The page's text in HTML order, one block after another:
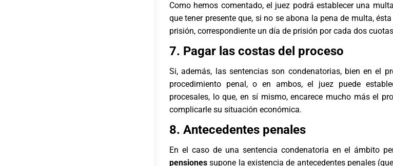
Como hemos comentado, el juez podrá establecer una
que tener presente que, si no se abona la pena de multa,
prisión, correspondiente un día de prisión por cada dos
7. Pagar las costas del proceso
Si, además, las sentencias son condenatorias, bien en el
procedimiento penal, o en ambos, el juez puede
procesales, lo que, en sí mismo, encarece mucho más el
complicarle su situación económica.
8. Antecedentes penales
En el caso de una sentencia condenatoria en el ámbito
pensiones supone la existencia de antecedentes penales